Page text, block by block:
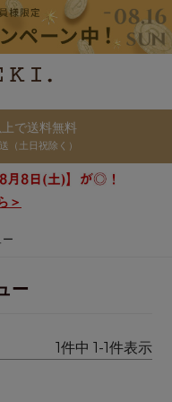
で送料無料
（土日祝除く）
＞
ー
1件中 1 -1件表示